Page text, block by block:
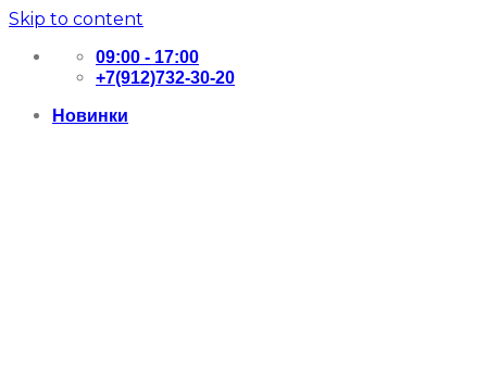
Skip to content
09:00 - 17:00
+7(912)732-30-20
Новинки